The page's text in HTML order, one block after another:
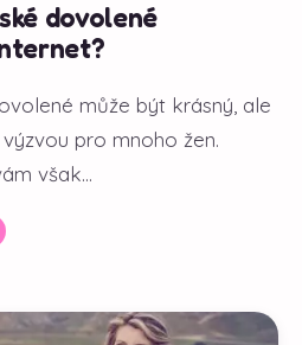
dovolené
může být krásný, ale
pro mnoho žen.
však...